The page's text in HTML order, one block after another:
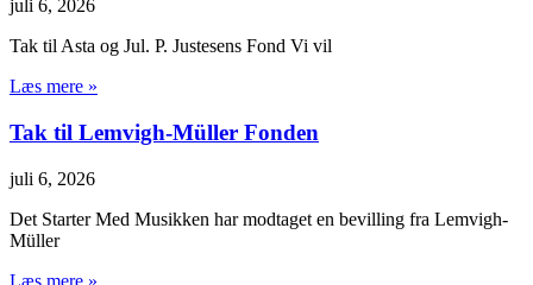
juli 6, 2026
Tak til Asta og Jul. P. Justesens Fond Vi vil
Læs mere »
Tak til Lemvigh-Müller Fonden
juli 6, 2026
Det Starter Med Musikken har modtaget en bevilling fra Lemvigh-
Müller
Læs mere »